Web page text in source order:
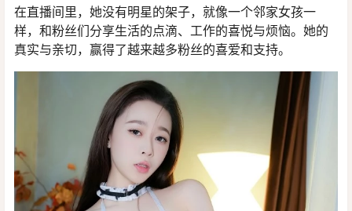
在直播间里，她没有明星的架子，就像一个邻家女孩一
样，和粉丝们分享生活的点滴、工作的喜悦与烦恼。她的
真实与亲切，赢得了越来越多粉丝的喜爱和支持。